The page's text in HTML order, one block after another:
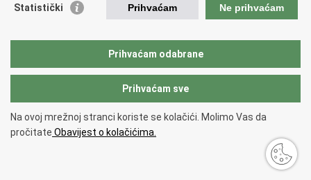
Creative Europe
EU National Institutes for Culture
Međunarodni centar za podvodnu arheologiju u Zadru (MCPA)
Copyright © 2026 Ministarstvo kulture i medija.
pristupačnosti.
Statistički Prihvaćam Ne prihvaćam
Prihvaćam odabrane
Prihvaćam sve
Na ovoj mrežnoj stranci koriste se kolačići. Molimo Vas da
pročitate Obavijest o kolačićima.